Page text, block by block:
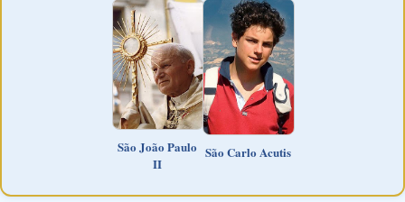
São João Paulo
II
São Carlo Acutis